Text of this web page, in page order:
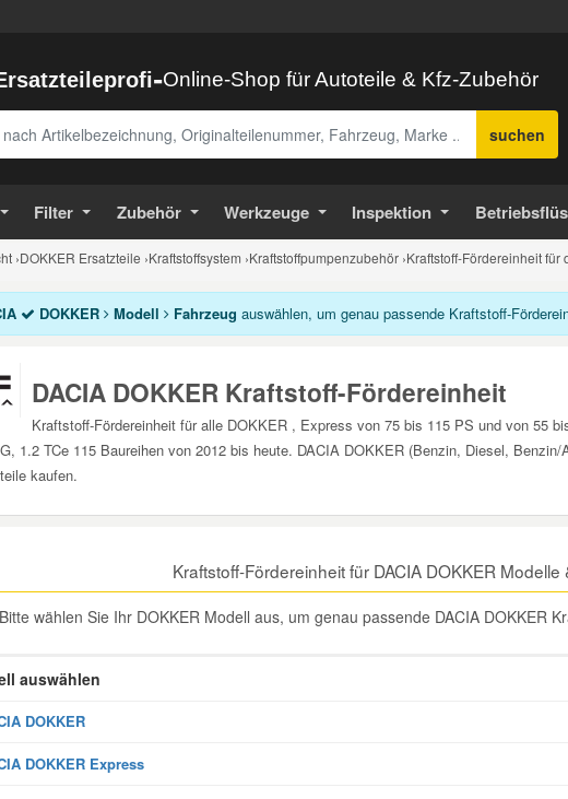
-Online-Shop für Autoteile & Kfz-Zubehör
suchen
Filter Zubehör Werkzeuge Inspektion
›DOKKER Ersatzteile ›Kraftstoffsystem ›Kraftstoffpumpenzubehör ›Kraftstoff-Fördereinheit für
DOKKER Modell Fahrzeug auswählen, um genau passende Kraftstoff-
DACIA DOKKER Kraftstoff-Fördereinheit
Kraftstoff-Fördereinheit für alle DOKKER , Express von 75 bis 115 PS und von 55
1.2 TCe 115 Baureihen von 2012 bis heute. DACIA DOKKER (Benzin, Diesel,
kaufen.
Kraftstoff-Fördereinheit für DACIA DOKKER Modelle
Bitte wählen Sie Ihr DOKKER Modell aus, um genau passende DACIA DOKKER
auswählen
DOKKER
DOKKER Express